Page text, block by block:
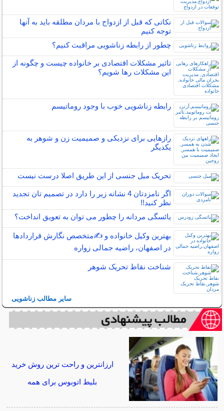
نکاتی که قبل از ازدواج با مردان مطلقه باید به آنها
توجه کنیم
چطور از رابطه زناشویی مراقبت کنیم؟
تاثیر مشکلات اقتصادی بر خانواده چیست و چگونه از
این مشکلات رها شویم؟
رابطه زناشویی خوب با وجود روماتیسم
رازهایی برای نزدیکی و صمیمیت زن و شوهر به
یکدیگر
تحریک میل جنسی از این طریق اصلا درست نیست
اگر نامزدتان 4 نشانه زیر را دارد در تصمیم تان تجدید
نظر کنید!!
یائسگی مردانه را چطور می توان به تعویق انداخت؟
بهترین وکیل خانواده و ✍️متخصص نگارش قراردادها
در اصفهان، راضیه جمالی زواره
شناخت نقاط تحریک شوهر
سایر مطالب زناشویی
ارزانترین و راحت ترین روش خرید
بلیط اتوبوس برای همه